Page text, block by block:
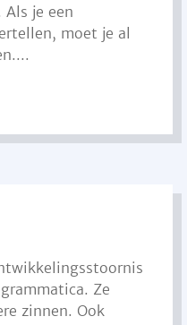
je een
moet je al
Ze
zinnen. Ook